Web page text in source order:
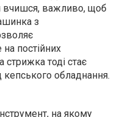
вчишся, важливо, щоб
з
на постійних
тоді стає
обладнання.
на якому